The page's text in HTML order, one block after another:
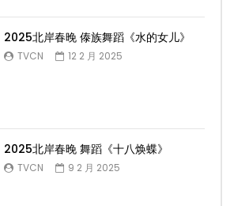
2025北岸春晚 傣族舞蹈《水的女儿》
TVCN 12 2 月 2025
2025北岸春晚 舞蹈《十八焕蝶》
TVCN 9 2 月 2025